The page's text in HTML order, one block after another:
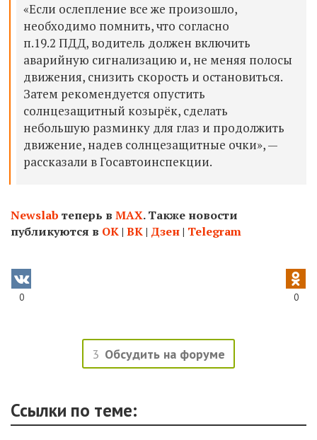
«Если ослепление все же произошло,
необходимо помнить, что согласно
п.19.2 ПДД, водитель должен включить
аварийную сигнализацию и, не меняя полосы
движения, снизить скорость и остановиться.
Затем рекомендуется опустить
солнцезащитный козырёк, сделать
небольшую разминку для глаз и продолжить
движение, надев солнцезащитные очки», —
рассказали в Госавтоинспекции.
Newslab теперь в МАХ. Также новости
публикуются в ОК| ВК| Дзен| Telegram
0 0
3 Обсудить на форуме
Ссылки по теме: